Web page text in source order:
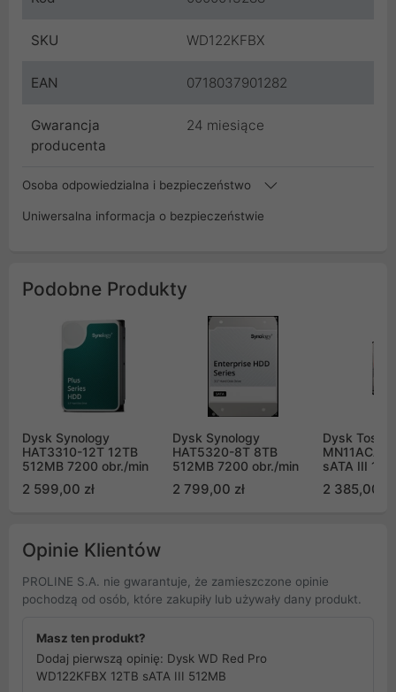
SKU WD122KFBX
EAN 0718037901282
Gwarancja
producenta
24 miesiące
Osoba odpowiedzialna i bezpieczeństwo
Uniwersalna informacja o bezpieczeństwie
Podobne Produkty
Dysk Synology
HAT3310-12T 12TB
512MB 7200 obr./min
2 599,00 zł
Dysk Synology
HAT5320-8T 8TB
512MB 7200 obr./min
2 799,00 zł
Dysk
sATA III
2 385,00 zł
Opinie Klientów
PROLINE S.A. nie gwarantuje, że zamieszczone opinie
pochodzą od osób, które zakupiły lub używały dany produkt.
Masz ten produkt?
Dodaj pierwszą opinię: Dysk WD Red Pro
WD122KFBX 12TB sATA III 512MB